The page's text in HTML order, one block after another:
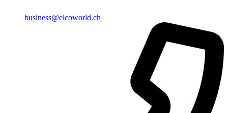
business@elcoworld.ch